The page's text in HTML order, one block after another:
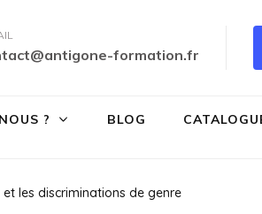
et sexuelles formation.fr
? BLOG
les discriminations de genre